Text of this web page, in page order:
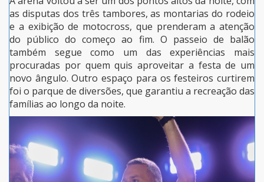
as disputas dos três tambores, as montarias do rodeio
e a exibição de motocross, que prenderam a atenção
do público do começo ao fim. O passeio de balão
também segue como um das experiências mais
procuradas por quem quis aproveitar a festa de um
novo ângulo. Outro espaço para os festeiros curtirem
foi o parque de diversões, que garantiu a recreação das
famílias ao longo da noite.